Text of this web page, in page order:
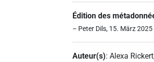
Édition des
– Peter Dils, 15. März 2025
Auteur(s):Alexa Rickert